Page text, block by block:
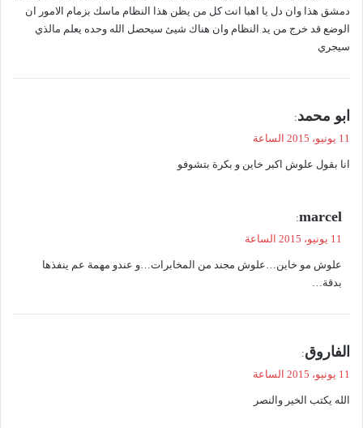
دمشق هذا وان دل يا اهبا انت كل من يظن هذا النظام ماسك بزمام الامور ان
الوضع قد خرج من يد النظام وان هناك شيئ سيحصل الله وحده يعلم مالذي
سيجري
ي
ل
ابو محمد:
11 يونيو، 2015 الساعة
انا بقول علوش اكبر خاين و بكرة بتشوفو
ي
ل
marcel
:
11 يونيو، 2015 الساعة
علوش مو خاين…علوش مجند من المخابرات…و عندو مهمة عم ينفذها
بدقة…
ي
ل
الفاروق:
11 يونيو، 2015 الساعة
الله يكتب الخير والنصر